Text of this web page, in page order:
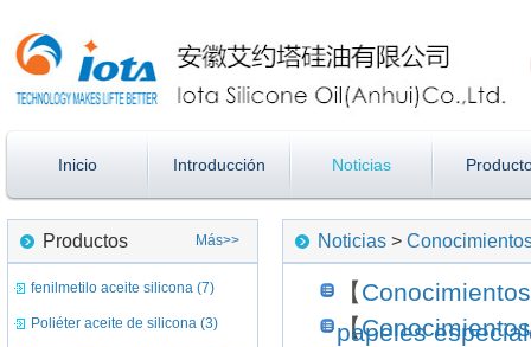
Inicio Introducción Noticias
Productos Más>>
fenilmetilo aceite silicona (7)
Poliéter aceite de silicona (3)
Noticias >
【
papeles
【